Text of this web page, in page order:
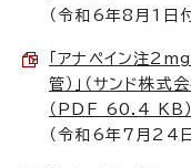
（令和6年8月1日付
「アナペイン注
管）」（サンド株
（PDF 60.4 KB）
（令和6年7月24